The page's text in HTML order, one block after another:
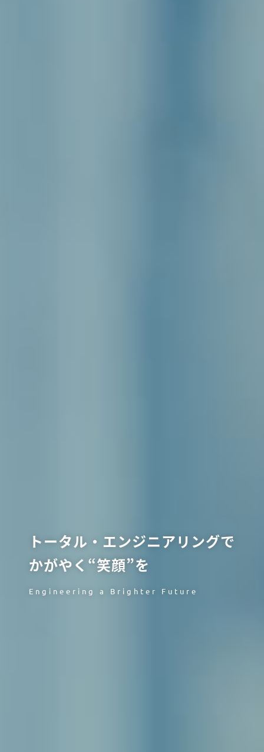
トータル・エンジニアリングで
かがやく“笑顔”を
Engineering a Brighter Future